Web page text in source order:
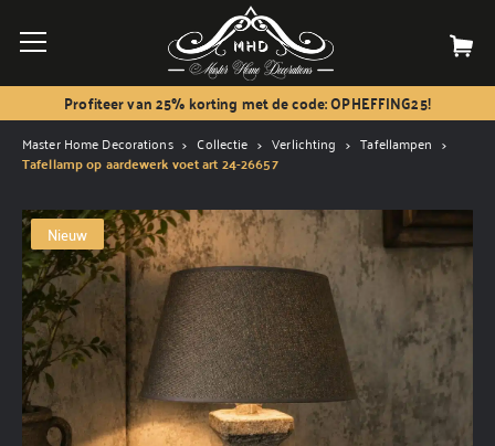
Profiteer van 25% korting met de code: OPHEFFING25!
Master Home Decorations Collectie Verlichting Tafellampen
Tafellamp op aardewerk voet art 24-26657
Nieuw